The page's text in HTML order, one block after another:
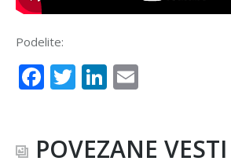
Podelite:
Facebook
TwitterLinkedIn
POVEZANE VESTI